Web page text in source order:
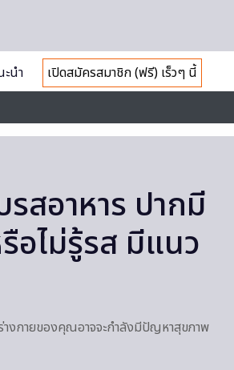
นำ
เปิดสมัครสมาชิก (ฟรี) เร็วๆ นี้
สอาหาร ปากมี
อไม่รู้รส มีแนว
งกายของคุณอาจจะกำลังมีปัญหาสุขภาพ